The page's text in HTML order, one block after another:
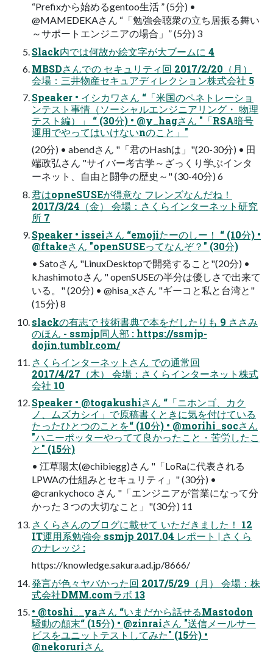
“Prefixから始めるgentoo生活 ” (5分) •
@MAMEDEKAさん “「勉強会聴衆の立ち居振る舞い
～サポートエンジニアの場合」” (5分) 3
Slack内では何故か絵文字が大ブームに 4
MBSDさんでの セキュリティ回 2017/2/20（月）
会場：三井物産セキュアディレクション株式会社 5
Speaker • イシカワさん “「米国のペネトレーショ
ンテスト事情（ソーシャルエンジニアリング・ 物理
テスト編）」 “ (30分) • @y_hagさん "「RSA暗号
運用でやってはいけないnのこと」"
(20分) • abendさん "「君のHashは」"(20-30分) • 田
端政弘さん "サイバー考古学～ざっくり学ぶインタ
ーネット、自由と闘争の歴史～" (30-40分) 6
君はopneSUSEが得意な フレンズなんだね！
2017/3/24（金） 会場：さくらインターネット研究
所 7
Speaker • isseiさん “emojiたーのしー！ “ (10分) •
@ftakeさん "openSUSEってなんぞ？" (30分)
• Satoさん "LinuxDesktopで開発すること"(20分) •
k.hashimotoさん " openSUSEの半分は優しさで出来て
いる。" (20分) • @hisa_xさん "ギーコと私と台湾と"
(15分) 8
slackの有志で 技術書典で本をだしたりも 9 ささみ
のほん - ssmjp同人部 : https://ssmjp-
dojin.tumblr.com/
さくらインターネットさん での通常回
2017/4/27（木） 会場：さくらインターネット株式
会社 10
Speaker • @togakushiさん “「ニホンゴ、カク
ノ、ムズカシイ」で原稿書くときに気を付けている
たったひとつのことを“ (10分) • @morihi_socさん
"ハニーポッターやってて良かったこと・苦労したこ
と" (15分)
• 江草陽太(@chibiegg)さん "「LoRaに代表される
LPWAの仕組みとセキュリティ」" (30分) •
@crankychoco さん "「エンジニアが営業になって分
かった３つの大切なこと」"(30分) 11
さくらさんのブログに載せて いただきました！ 12
IT運用系勉強会 ssmjp 2017.04 レポート | さくら
のナレッジ :
https://knowledge.sakura.ad.jp/8666/
発言が色々ヤバかった回 2017/5/29（月） 会場：株
式会社DMM.comラボ 13
• @toshi__yaさん “いまだから話せるMastodon
騒動の顛末“ (15分) • @zinraiさん "送信メールサー
ビスをユニットテストしてみた" (15分) •
@nekoruriさん